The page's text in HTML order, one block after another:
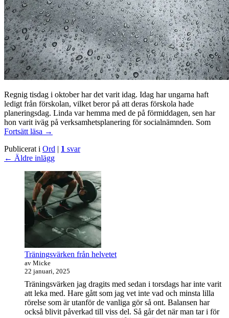
Regnig tisdag i oktober har det varit idag. Idag har ungarna haft
ledigt från förskolan, vilket beror på att deras förskola hade
planeringsdag. Linda var hemma med de på förmiddagen, sen har
hon varit iväg på verksamhetsplanering för socialnämnden. Som
Fortsätt läsa Regnig
i
oktober
→
Publicerat i Ord | 1 svar
Inläggsnavigering
← Äldre inlägg
Primära
sidofältet
Widget
område
Träningsvärken från helvetet
av Micke
22 januari, 2025
Träningsvärken jag dragits med sedan i torsdags har inte varit
att leka med. Hare gått som jag vet inte vad och minsta lilla
rörelse som är utanför de vanliga gör så ont. Balansen har
också blivit påverkad till viss del. Så går det när man tar i för